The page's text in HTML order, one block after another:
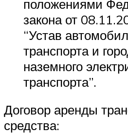
положениями
закона от
“Устав
транспорта и
наземного
транспорта”.
Договор аренды
средства: